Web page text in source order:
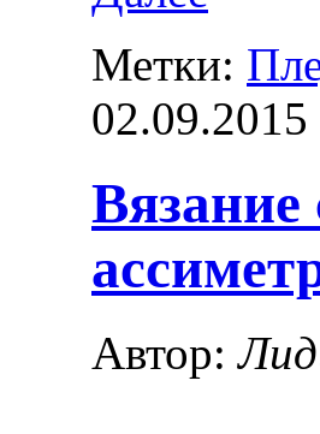
Метки:
02.09.2015
Автор: